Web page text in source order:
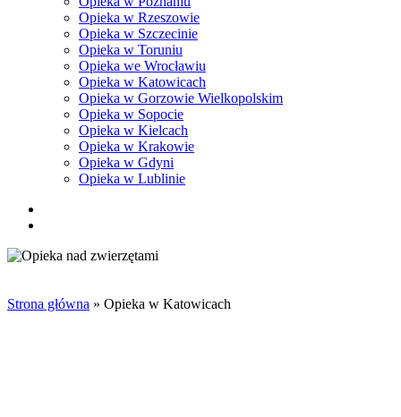
Opieka w Rzeszowie
Opieka w Szczecinie
Opieka w Toruniu
Opieka we Wrocławiu
Opieka w Katowicach
Opieka w Gorzowie Wielkopolskim
Opieka w Sopocie
Opieka w Kielcach
Opieka w Krakowie
Opieka w Gdyni
Opieka w Lublinie
Strona główna » Opieka w Katowicach